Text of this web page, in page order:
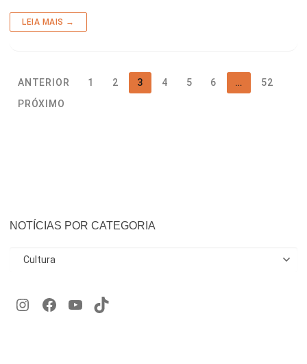
LEIA MAIS →
ANTERIOR 1 2 3 4 5 6 …
52
PRÓXIMO
NOTÍCIAS POR CATEGORIA